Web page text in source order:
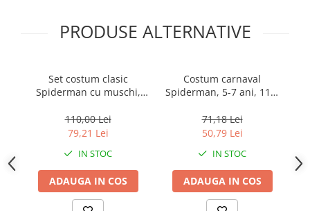
PRODUSE ALTERNATIVE
Set costum clasic
Spiderman cu muschi,
ani, 100-110 cm
110,00 Lei
79,21 Lei
IN STOC
ADAUGA IN COS
Costum carnaval
Spiderman, 5-7 ani, 110-
71,18 Lei
50,79 Lei
IN STOC
ADAUGA IN COS